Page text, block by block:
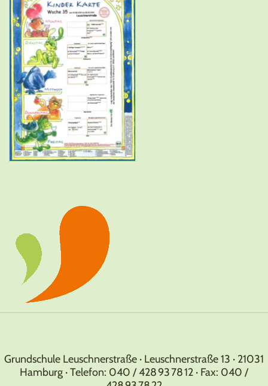
Grundschule Leuschnerstraße · Leuschnerstraße 13 · 21031
Hamburg · Telefon: 040 / 428 93 78 12 · Fax: 040 /